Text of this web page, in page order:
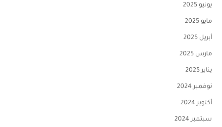
يونيو 2025
مايو 2025
أبريل 2025
مارس 2025
يناير 2025
نوفمبر 2024
أكتوبر 2024
سبتمبر 2024